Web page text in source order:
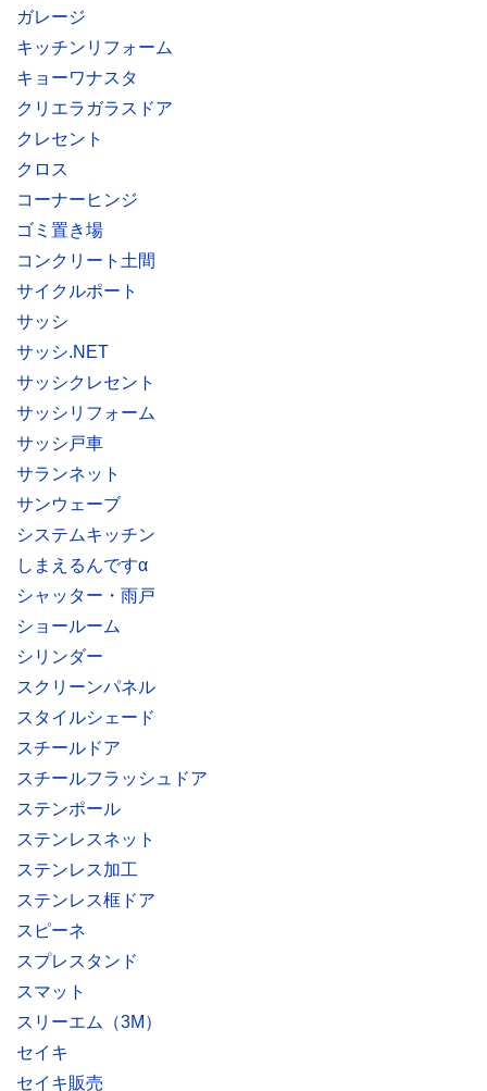
ガレージ
キッチンリフォーム
キョーワナスタ
クリエラガラスドア
クレセント
クロス
コーナーヒンジ
ゴミ置き場
コンクリート土間
サイクルポート
サッシ
サッシ.NET
サッシクレセント
サッシリフォーム
サッシ戸車
サランネット
サンウェーブ
システムキッチン
しまえるんですα
シャッター・雨戸
ショールーム
シリンダー
スクリーンパネル
スタイルシェード
スチールドア
スチールフラッシュドア
ステンポール
ステンレスネット
ステンレス加工
ステンレス框ドア
スピーネ
スプレスタンド
スマット
スリーエム（3M）
セイキ
セイキ販売